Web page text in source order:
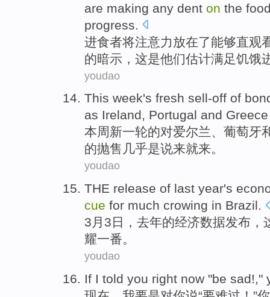
are making any dent on the
progress
进食者将注意力放在了能够直观
的暗示 ，这是他们估计满足饥饿
youdao
This week's fresh sell-off of
as Ireland, Portugal and Greece
本周新一轮的对爱尔兰、 葡萄牙
的抛售几乎是说来就来。
youdao
THE release of last year's
cue for much crowing in Brazil.
3 月 3日， 去年的经济数据发布 ，
耀一番。
youdao
If I told you right now "be sad!,"